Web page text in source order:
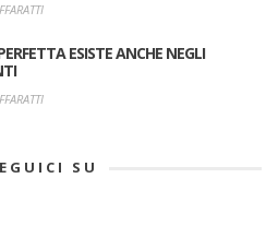
ESISTE ANCHE NEGLI
SU